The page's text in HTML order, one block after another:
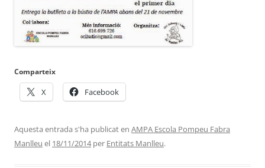
Comparteix
X Facebook
Aquesta entrada s'ha publicat en AMPA Escola Pompeu Fabra
Manlleu el 18/11/2014per Entitats Manlleu.